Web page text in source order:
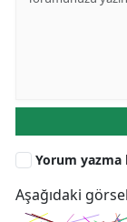
Yorum yazma
Aşağıdaki